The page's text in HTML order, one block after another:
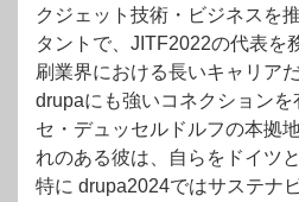
クジェット技術・ビジネスを
タントで、JITF2022の代表を
刷業界における長いキャリア
drupaにも強いコネクションを
セ・デュッセルドルフの本拠
れのある彼は、自らをドイツ
特に drupa2024ではサステナ